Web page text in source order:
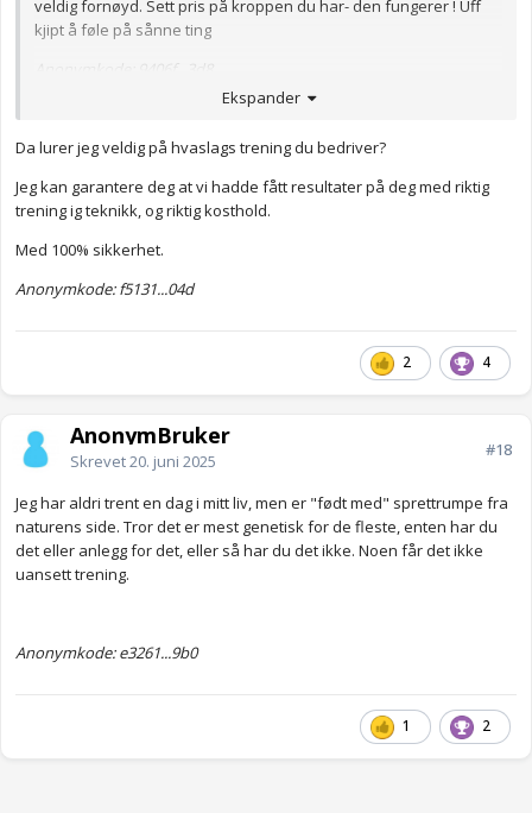
veldig fornøyd. Sett pris på kroppen du har- den fungerer ! Uff
kjipt å føle på sånne ting
Ekspander
Da lurer jeg veldig på hvaslags trening du bedriver?
Jeg kan garantere deg at vi hadde fått resultater på deg med riktig
trening ig teknikk, og riktig kosthold.
Med 100% sikkerhet.
Anonymkode: f5131...04d
2 4
AnonymBruker
Skrevet20. juni 2025
#18
Jeg har aldri trent en dag i mitt liv, men er "født med" sprettrumpe fra
naturens side. Tror det er mest genetisk for de fleste, enten har du
det eller anlegg for det, eller så har du det ikke. Noen får det ikke
uansett trening.
Anonymkode: e3261...9b0
1 2